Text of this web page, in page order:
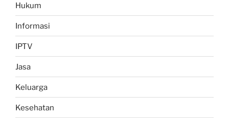
Hukum
Informasi
IPTV
Jasa
Keluarga
Kesehatan